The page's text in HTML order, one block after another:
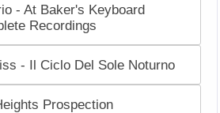
- At Baker's Keyboard
Recordings
- Il Ciclo Del Sole Noturno
Prospection